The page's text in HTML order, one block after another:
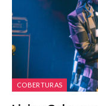
COBERTURAS